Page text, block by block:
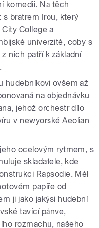
komedii. Na těch
s bratrem Irou, který
College a
univerzitě, coby s
nich patří k základní
hudebníkovi ovšem až
na objednávku
jehož orchestr dílo
v newyorské Aeolian
ocelovým rytmem, s
skladatele, kde
Rapsodie. Měl
papíře od
ji jako jakýsi hudební
tavící pánve,
rozmachu, našeho